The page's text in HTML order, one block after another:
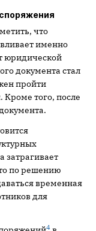
что
именно
юридической
документа стал
пройти
Кроме того, после
затрагивает
по решению
временная
для
4